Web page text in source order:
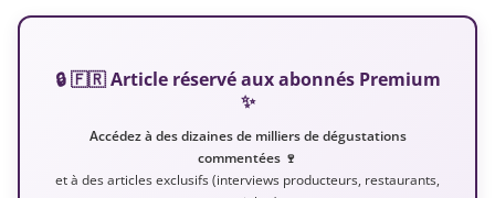
🔒 🇫🇷 Article réservé aux abonnés Premium
✨
Accédez à des dizaines de milliers de dégustations
commentées 🍷
et à des articles exclusifs (interviews producteurs, restaurants,